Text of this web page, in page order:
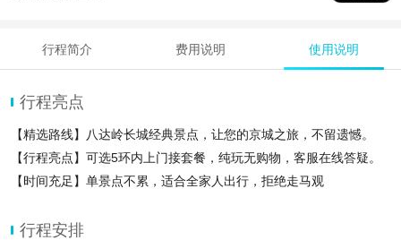
行程简介 费用说明 使用说明
行程亮点
【精选路线】八达岭长城经典景点，让您的京城之旅，不留遗憾。
【行程亮点】可选5环内上门接套餐，纯玩无购物，客服在线答疑。
【时间充足】单景点不累，适合全家人出行，拒绝走马观
行程安排